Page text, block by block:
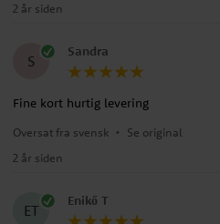
2 år siden
S
Sandra
Fine kort hurtig levering
Oversat fra svensk •
Se original
2 år siden
ET
Enikő T